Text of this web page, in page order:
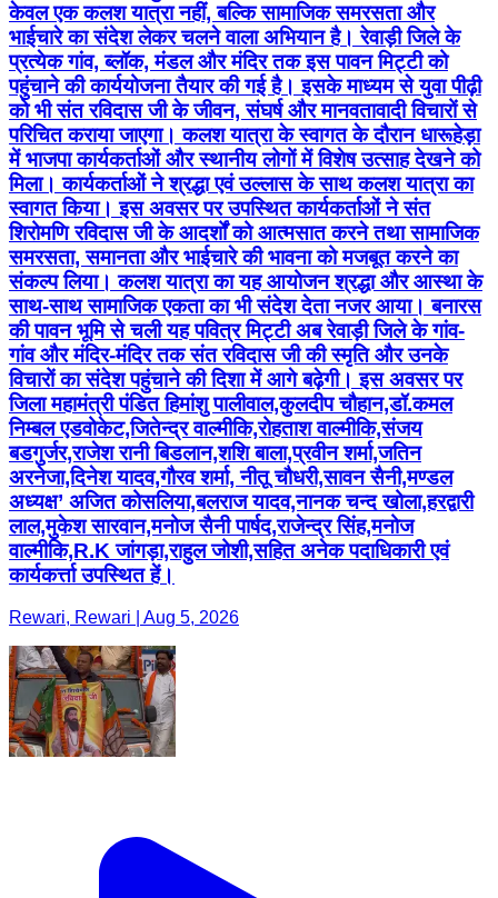
केवल एक कलश यात्रा नहीं, बल्कि सामाजिक समरसता और
भाईचारे का संदेश लेकर चलने वाला अभियान है। रेवाड़ी जिले के
प्रत्येक गांव, ब्लॉक, मंडल और मंदिर तक इस पावन मिट्टी को
पहुंचाने की कार्ययोजना तैयार की गई है। इसके माध्यम से युवा पीढ़ी
को भी संत रविदास जी के जीवन, संघर्ष और मानवतावादी विचारों से
परिचित कराया जाएगा। कलश यात्रा के स्वागत के दौरान धारूहेड़ा
में भाजपा कार्यकर्ताओं और स्थानीय लोगों में विशेष उत्साह देखने को
मिला। कार्यकर्ताओं ने श्रद्धा एवं उल्लास के साथ कलश यात्रा का
स्वागत किया। इस अवसर पर उपस्थित कार्यकर्ताओं ने संत
शिरोमणि रविदास जी के आदर्शों को आत्मसात करने तथा सामाजिक
समरसता, समानता और भाईचारे की भावना को मजबूत करने का
संकल्प लिया। कलश यात्रा का यह आयोजन श्रद्धा और आस्था के
साथ-साथ सामाजिक एकता का भी संदेश देता नजर आया। बनारस
की पावन भूमि से चली यह पवित्र मिट्टी अब रेवाड़ी जिले के गांव-
गांव और मंदिर-मंदिर तक संत रविदास जी की स्मृति और उनके
विचारों का संदेश पहुंचाने की दिशा में आगे बढ़ेगी। इस अवसर पर
जिला महामंत्री पंडित हिमांशु पालीवाल,कुलदीप चौहान,डॉ.कमल
निम्बल एडवोकेट,जितेन्द्र वाल्मीकि,रोहताश वाल्मीकि,संजय
बडगुर्जर,राजेश रानी बिडलान,शशि बाला,प्रवीन शर्मा,जतिन
अरनेजा,दिनेश यादव,गौरव शर्मा, नीतू चौधरी,सावन सैनी,मण्डल
अध्यक्ष’ अजित कोसलिया,बलराज यादव,नानक चन्द खोला,हरद्वारी
लाल,मुकेश सारवान,मनोज सैनी पार्षद,राजेन्द्र सिंह,मनोज
वाल्मीकि,R.K जांगड़ा,राहुल जोशी,सहित अनेक पदाधिकारी एवं
कार्यकर्त्ता उपस्थित हें।
Rewari, Rewari | Aug 5, 2026